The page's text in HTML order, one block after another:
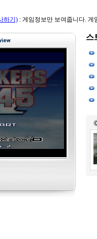
하기) : 게임정보만 보여줍니다.
스